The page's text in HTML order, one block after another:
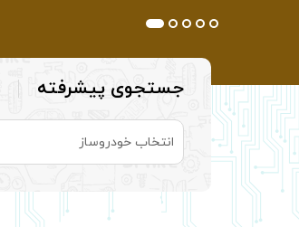
جستجوی پیشرفته
انتخاب خودروساز